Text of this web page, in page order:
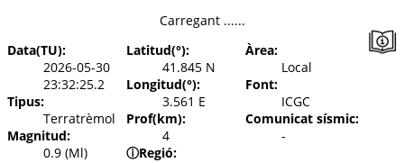
Carregant ......
Data(TU):
2026-05-30
23:32:25.2
Tipus:
Terratrèmol
Magnitud:
0.9 (Ml)
Latitud(°):
41.845 N
Longitud(°):
3.561 E
Prof(km):
4
ⓘRegió:
Àrea:
Local
Font:
ICGC
Comunicat sísmic:
-